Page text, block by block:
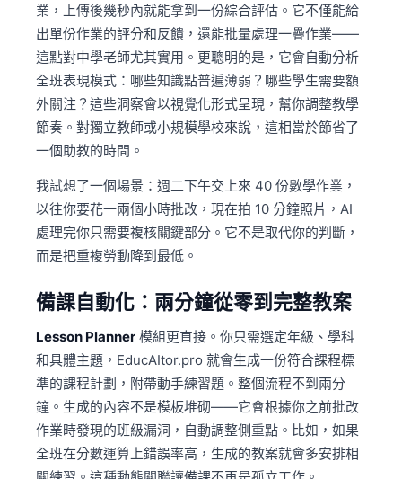
業，上傳後幾秒內就能拿到一份綜合評估。它不僅能給
出單份作業的評分和反饋，還能批量處理一疊作業——
這點對中學老師尤其實用。更聰明的是，它會自動分析
全班表現模式：哪些知識點普遍薄弱？哪些學生需要額
外關注？這些洞察會以視覺化形式呈現，幫你調整教學
節奏。對獨立教師或小規模學校來說，這相當於節省了
一個助教的時間。
我試想了一個場景：週二下午交上來 40 份數學作業，
以往你要花一兩個小時批改，現在拍 10 分鐘照片，AI
處理完你只需要複核關鍵部分。它不是取代你的判斷，
而是把重複勞動降到最低。
備課自動化：兩分鐘從零到完整教案
Lesson Planner 模組更直接。你只需選定年級、學科
和具體主題，EducAItor.pro 就會生成一份符合課程標
準的課程計劃，附帶動手練習題。整個流程不到兩分
鐘。生成的內容不是模板堆砌——它會根據你之前批改
作業時發現的班級漏洞，自動調整側重點。比如，如果
全班在分數運算上錯誤率高，生成的教案就會多安排相